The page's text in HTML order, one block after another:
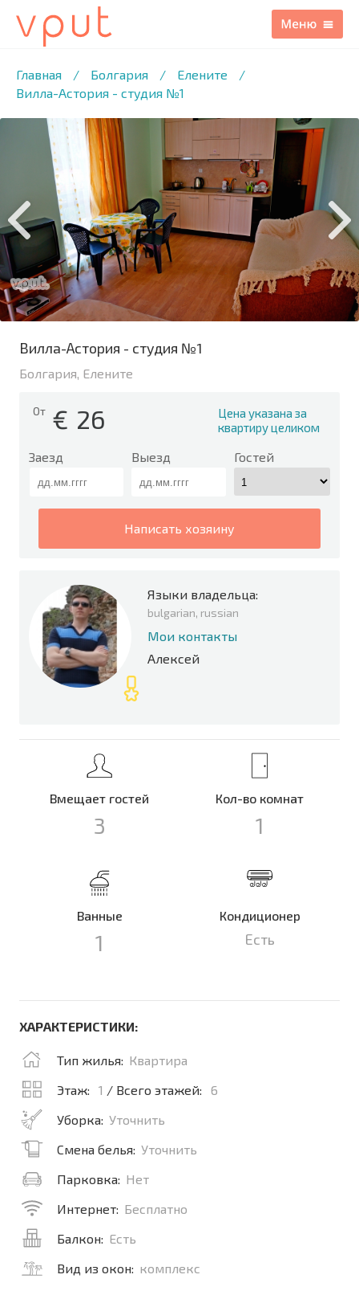
Главная / Болгария / Елените
/
Вилла-Астория - студия №1
/6 ФОТО
Вилла-Астория - студия №1
Болгария, Елените
От € 26
Цена указана за
квартиру целиком
Заезд Выезд Гостей
написать хозяину
Языки владельца:
bulgarian, russian
Мои контакты
Алексей
Вмещает гостей
3
Кол-во комнат
1
Ванные
1
Кондиционер
Есть
ХАРАКТЕРИСТИКИ:
Тип жилья: Квартира
Этаж:
1 / Всего этажей:
6
Уборка: Уточнить
Смена белья: Уточнить
Парковка: Нет
Интернет: Бесплатно
Балкон: Есть
Вид из окон: комплекс